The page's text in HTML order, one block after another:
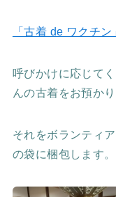
「古着 de ワクチ
呼びかけに応じて
んの古着をお預かり
それをボランティ
の袋に梱包します。